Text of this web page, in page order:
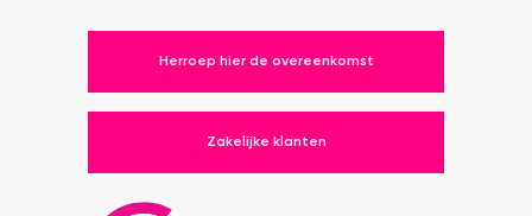
Herroep hier de overeenkomst
Zakelijke klanten